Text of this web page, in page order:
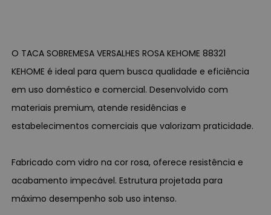
O TACA SOBREMESA VERSALHES ROSA KEHOME 88321
KEHOME é ideal para quem busca qualidade e eficiência
em uso doméstico e comercial. Desenvolvido com
materiais premium, atende residências e
estabelecimentos comerciais que valorizam praticidade.
Fabricado com vidro na cor rosa, oferece resistência e
acabamento impecável. Estrutura projetada para
máximo desempenho sob uso intenso.